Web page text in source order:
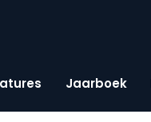
Jaarboek